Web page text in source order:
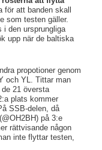
för att banden skall
som testen gäller.
i den ursprungliga
upp när de baltiska
propotioner genom
och YL. Tittar man
21 översta
plats kommer
SSB-delen, då
på 3:e
rättvisande någon
inte flyttar testen,